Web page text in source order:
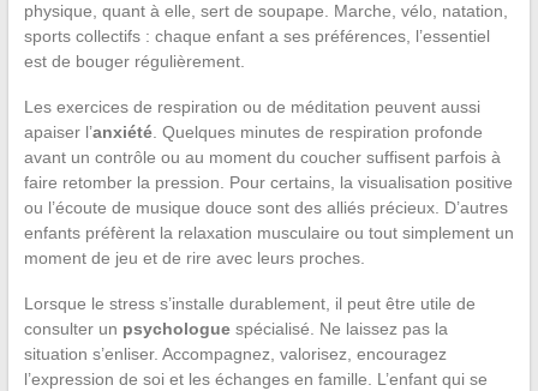
physique, quant à elle, sert de soupape. Marche, vélo, natation,
sports collectifs : chaque enfant a ses préférences, l’essentiel
est de bouger régulièrement.
Les exercices de respiration ou de méditation peuvent aussi
apaiser l’anxiété. Quelques minutes de respiration profonde
avant un contrôle ou au moment du coucher suffisent parfois à
faire retomber la pression. Pour certains, la visualisation positive
ou l’écoute de musique douce sont des alliés précieux. D’autres
enfants préfèrent la relaxation musculaire ou tout simplement un
moment de jeu et de rire avec leurs proches.
Lorsque le stress s’installe durablement, il peut être utile de
consulter un psychologuespécialisé. Ne laissez pas la
situation s’enliser. Accompagnez, valorisez, encouragez
l’expression de soi et les échanges en famille. L’enfant qui se